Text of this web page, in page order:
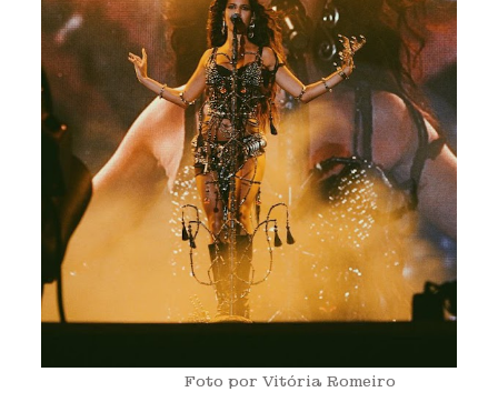
Foto por Vitória Romeiro